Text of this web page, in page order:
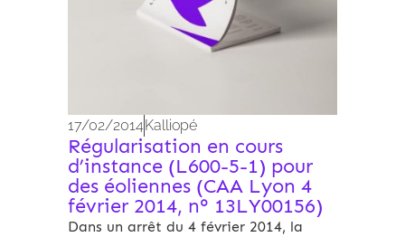
17/02/2014 Kalliopé
Régularisation en cours
d’instance (L600-5-1) pour
des éoliennes (CAA Lyon 4
février 2014, n° 13LY00156)
Dans un arrêt du 4 février 2014, la